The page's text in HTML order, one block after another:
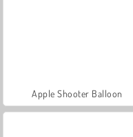
Apple Shooter Balloon